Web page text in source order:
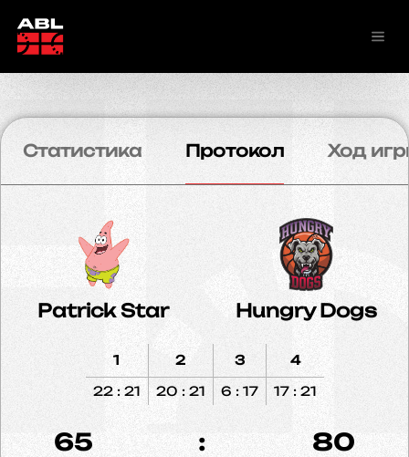
Статистика Протокол Ход
Patrick Star Hungry Dogs
1
22 : 21
2
20 : 21
3
6 : 17
4
17 : 21
65 : 80